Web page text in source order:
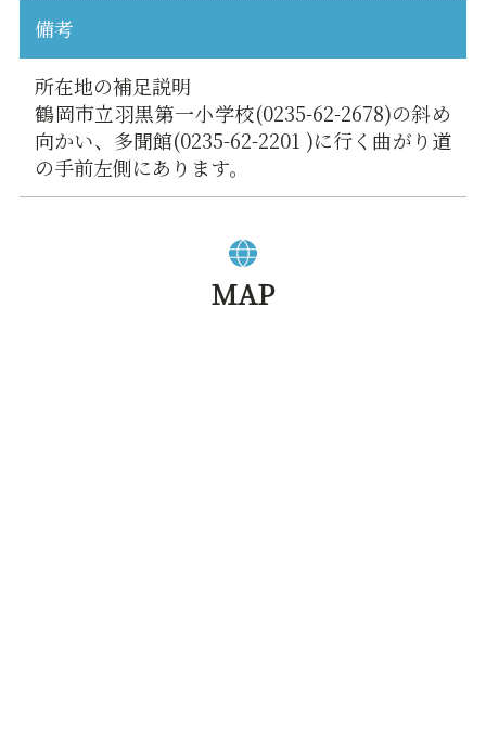
備考
所在地の補足説明
鶴岡市立羽黒第一小学校(0235-62-2678)の斜め
向かい、多聞館(0235-62-2201 )に行く曲がり道
の手前左側にあります。
MAP